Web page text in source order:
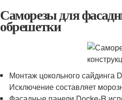
Саморезы для
обрешетки
Монтаж цокольного сайдинга
Исключение составляет